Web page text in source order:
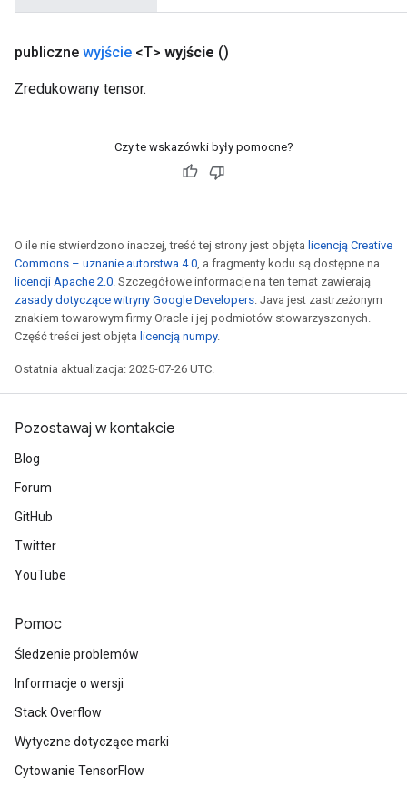
publiczne wyjście <T> wyjście ()
Zredukowany tensor.
Czy te wskazówki były pomocne?
O ile nie stwierdzono inaczej, treść tej strony jest objęta licencją Creative
Commons – uznanie autorstwa 4.0, a fragmenty kodu są dostępne na
licencji Apache 2.0. Szczegółowe informacje na ten temat zawierają
zasady dotyczące witryny Google Developers. Java jest zastrzeżonym
znakiem towarowym firmy Oracle i jej podmiotów stowarzyszonych.
Część treści jest objęta licencją numpy.
Ostatnia aktualizacja: 2025-07-26 UTC.
Pozostawaj w kontakcie
Blog
Forum
GitHub
Twitter
YouTube
Pomoc
Śledzenie problemów
Informacje o wersji
Stack Overflow
Wytyczne dotyczące marki
Cytowanie TensorFlow